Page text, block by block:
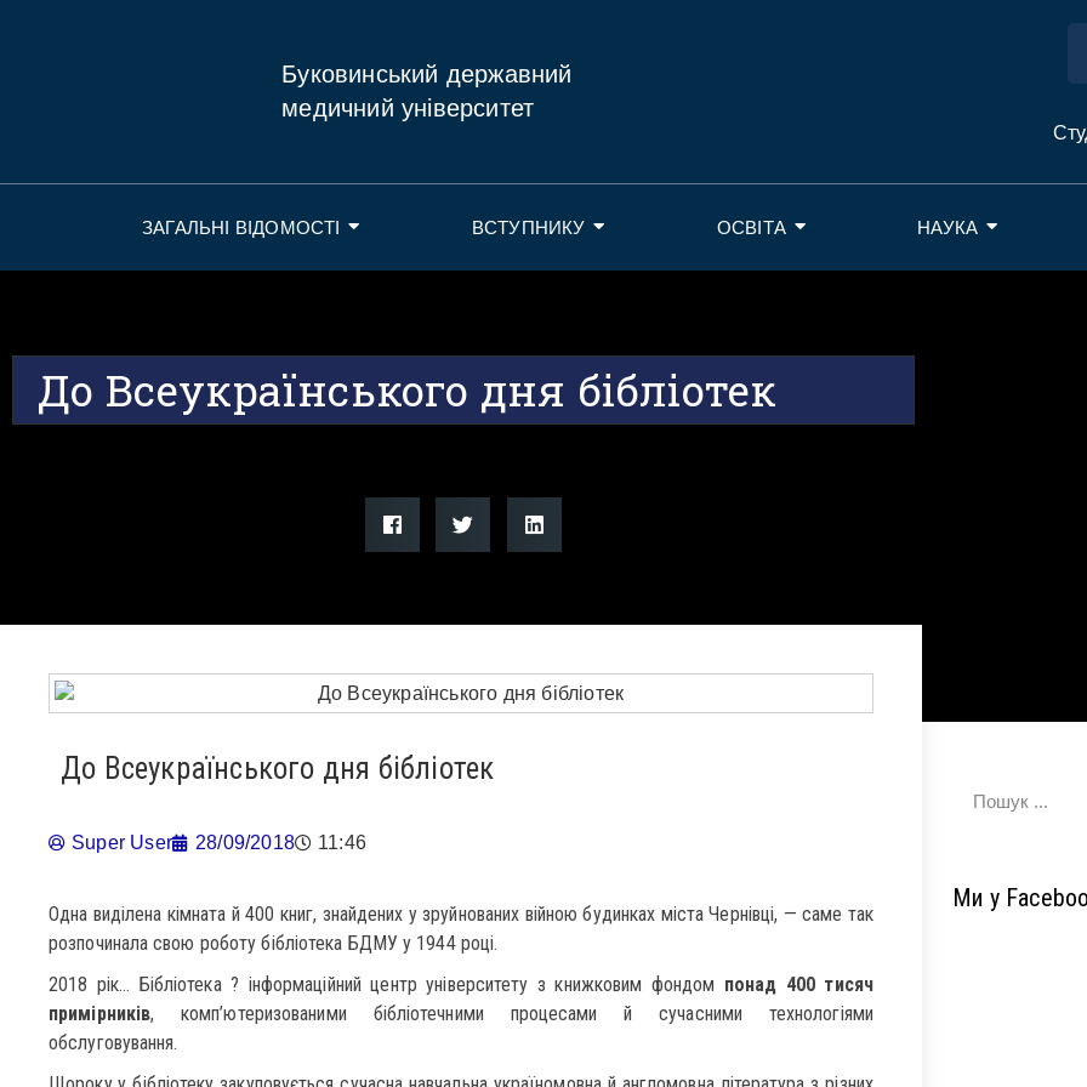
Буковинський державний
медичний університет
ЗАГАЛЬНІ ВІДОМОСТІ ВСТУПНИКУ ОСВІТА НАУКА
До Всеукраїнського дня бібліотек
До Всеукраїнського дня бібліотек
Super User 28/09/2018 11:46
Одна виділена кімната й 400 книг, знайдених у зруйнованих війною будинках міста Чернівці, — саме так
розпочинала свою роботу бібліотека БДМУ у 1944 році.
2018 рік… Бібліотека ? інформаційний центр університету з книжковим фондом понад 400 тисяч
примірників, комп’ютеризованими бібліотечними процесами й сучасними технологіями
обслуговування.
Ми у